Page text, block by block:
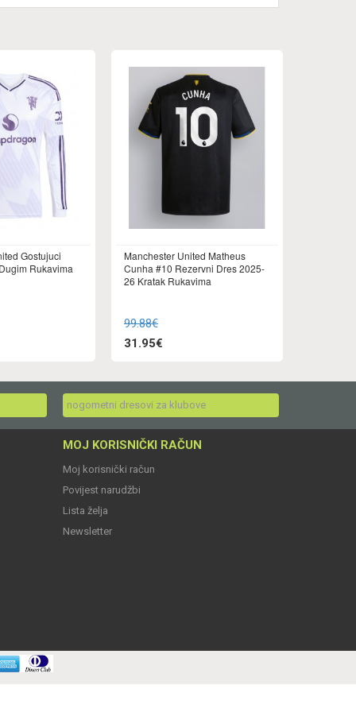
Gostujuci
Rukavima
Manchester United Matheus
Cunha #10 Rezervni Dres 2025-
26 Kratak Rukavima
99.88€
31.95€
nogometni dresovi za klubove
MOJ KORISNIČKI RAČUN
Moj korisnički račun
Povijest narudžbi
Lista želja
Newsletter